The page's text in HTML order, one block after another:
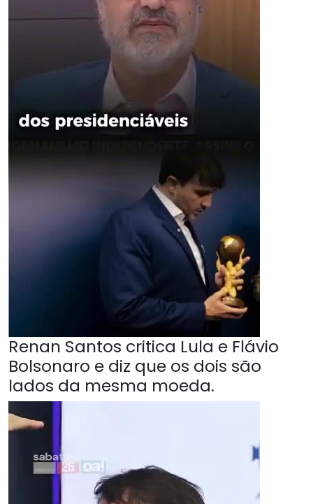
Renan Santos critica Lula e Flávio
Bolsonaro e diz que os dois são
lados da mesma moeda.